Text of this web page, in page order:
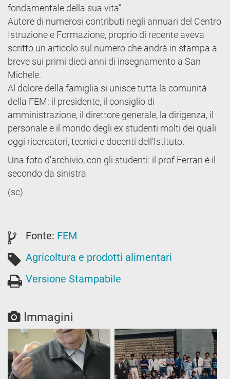
fondamentale della sua vita”.
Autore di numerosi contributi negli annuari del Centro
Istruzione e Formazione, proprio di recente aveva
scritto un articolo sul numero che andrà in stampa a
breve sui primi dieci anni di insegnamento a San
Michele.
Al dolore della famiglia si unisce tutta la comunità
della FEM: il presidente, il consiglio di
amministrazione, il direttore generale, la dirigenza, il
personale e il mondo degli ex studenti molti dei quali
oggi ricercatori, tecnici e docenti dell’Istituto.
Una foto d'archivio, con gli studenti: il prof Ferrari è il
secondo da sinistra
(sc)
Fonte: FEM
Agricoltura e prodotti alimentari
Versione Stampabile
Immagini